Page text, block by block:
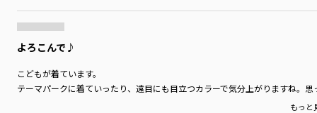
よろこんで♪
こどもが着ています。
テーマパークに着ていったり、遠目にも目立つカラーで気分上がりますね。
もっ
商品番号